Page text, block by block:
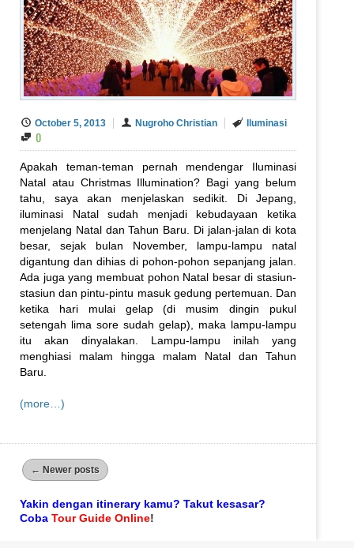
October 5, 2013 Nugroho Christian Iluminasi
0
Apakah teman-teman pernah mendengar Iluminasi
Natal atau Christmas Illumination? Bagi yang belum
tahu, saya akan menjelaskan sedikit. Di Jepang,
iluminasi Natal sudah menjadi kebudayaan ketika
menjelang Natal dan Tahun Baru. Di jalan-jalan di kota
besar, sejak bulan November, lampu-lampu natal
digantung dan dihias di pohon-pohon sepanjang jalan.
Ada juga yang membuat pohon Natal besar di stasiun-
stasiun dan pintu-pintu masuk gedung pertemuan. Dan
ketika hari mulai gelap (di musim dingin pukul
setengah lima sore sudah gelap), maka lampu-lampu
itu akan dinyalakan. Lampu-lampu inilah yang
menghiasi malam hingga malam Natal dan Tahun
Baru.
(more…)
← Newer posts
Yakin dengan itinerary kamu? Takut kesasar?
Coba Tour Guide Online!